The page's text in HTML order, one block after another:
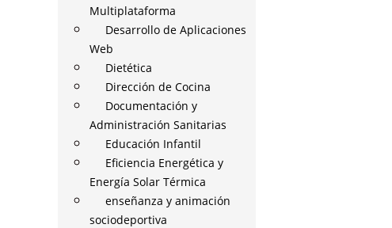
Multiplataforma
Desarrollo de Aplicaciones
Web
Dietética
Dirección de Cocina
Documentación y
Administración Sanitarias
Educación Infantil
Eficiencia Energética y
Energía Solar Térmica
enseñanza y animación
sociodeportiva